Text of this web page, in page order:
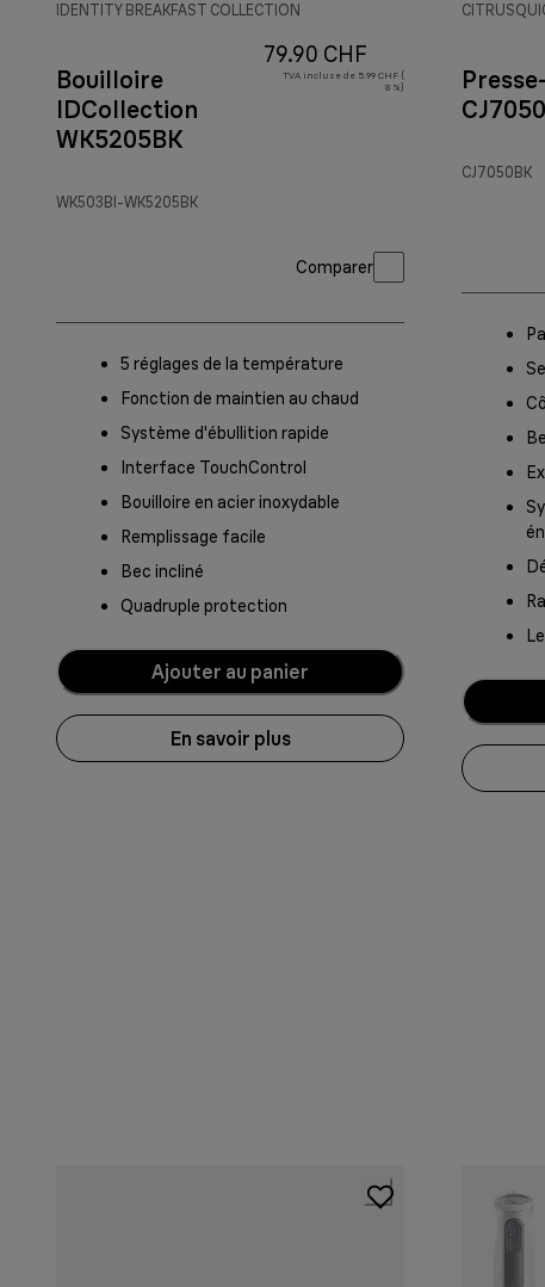
IDENTITY BREAKFAST COLLECTION
Bouilloire
IDCollection
WK5205BK
WK503BI-WK5205BK
79.90 CHF
TVA incluse de 5.99 CHF (
8 %)
Comparer
5 réglages de la température
Fonction de maintien au chaud
Système d'ébullition rapide
Interface TouchControl
Bouilloire en acier inoxydable
Remplissage facile
Bec incliné
Quadruple protection
Ajouter au panier
En savoir plus
CJ7050BK